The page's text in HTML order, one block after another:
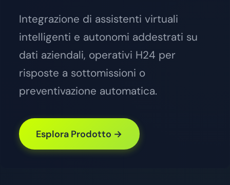
Integrazione di assistenti virtuali
intelligenti e autonomi addestrati su
dati aziendali, operativi H24 per
risposte a sottomissioni o
preventivazione automatica.
Esplora Prodotto →